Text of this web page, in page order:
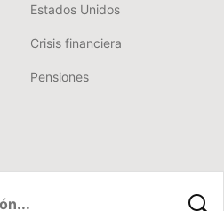
Estados Unidos
Crisis financiera
Pensiones